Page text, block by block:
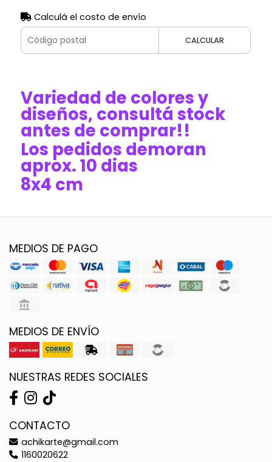
Calculá el costo de envío
CALCULAR
Variedad de colores y
diseños, consultá stock
antes de comprar!!
Los pedidos demoran
aprox. 10 dias
8x4 cm
MEDIOS DE PAGO
MEDIOS DE ENVÍO
NUESTRAS REDES SOCIALES
CONTACTO
achikarte@gmail.com
1160020622